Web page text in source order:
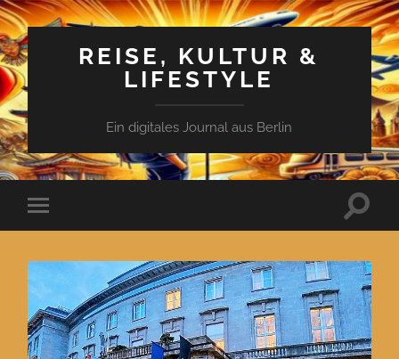
REISE, KULTUR &
LIFESTYLE
Ein digitales Journal aus Berlin
Mobile-
Menü